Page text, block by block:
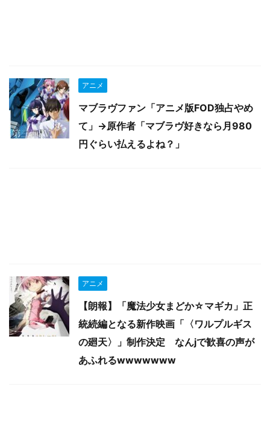
アニメ
マブラヴファン「アニメ版FOD独占やめ
て」→原作者「マブラヴ好きなら月980
円ぐらい払えるよね？」
アニメ
【朗報】「魔法少女まどか☆マギカ」正
統続編となる新作映画「〈ワルプルギス
の廻天〉」制作決定 なんjで歓喜の声が
あふれるwwwwwww